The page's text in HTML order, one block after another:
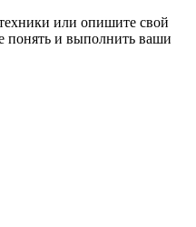
или опишите свой
понять и выполнить ваши